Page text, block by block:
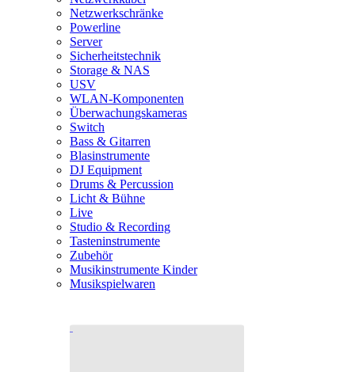
Netzwerkschränke
Powerline
Server
Sicherheitstechnik
Storage & NAS
USV
WLAN-Komponenten
Überwachungskameras
Switch
Bass & Gitarren
Blasinstrumente
DJ Equipment
Drums & Percussion
Licht & Bühne
Live
Studio & Recording
Tasteninstrumente
Zubehör
Musikinstrumente Kinder
Musikspielwaren